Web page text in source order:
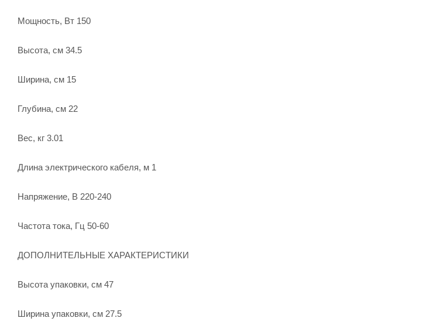
Мощность, Вт 150
Высота, см 34.5
Ширина, см 15
Глубина, см 22
Вес, кг 3.01
Длина электрического кабеля, м 1
Напряжение, В 220-240
Частота тока, Гц 50-60
ДОПОЛНИТЕЛЬНЫЕ ХАРАКТЕРИСТИКИ
Высота упаковки, см 47
Ширина упаковки, см 27.5